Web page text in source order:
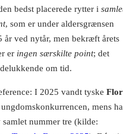
bedst placerede rytter i
, som er under aldersgrænsen
år ved nytår, men bekræft årets
er ingen særskilte point; det
om tid.
I 2025 vandt tyske
ungdomskonkurrencen, mens
samlet nummer tre (kilde: